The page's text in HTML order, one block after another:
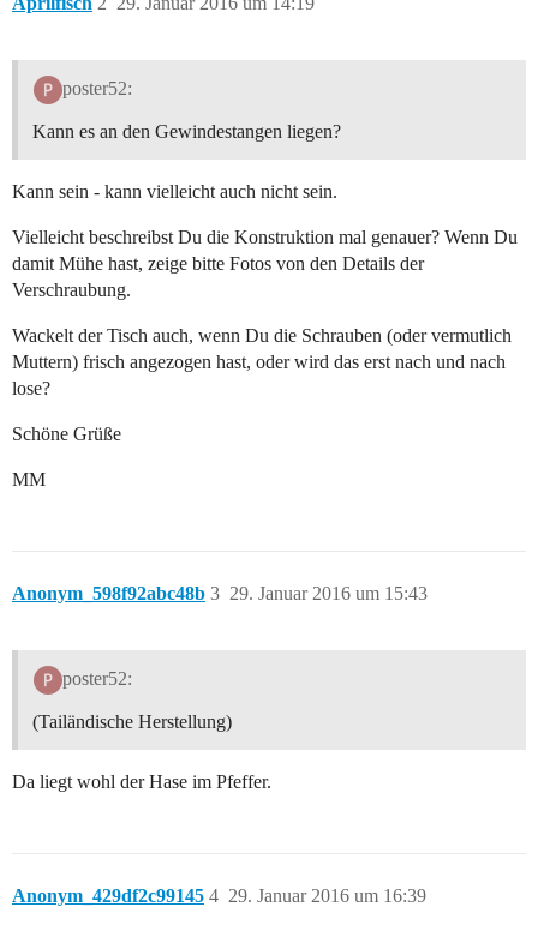
poster52:
Kann es an den Gewindestangen liegen?
Kann sein - kann vielleicht auch nicht sein.
Vielleicht beschreibst Du die Konstruktion mal genauer? Wenn Du
damit Mühe hast, zeige bitte Fotos von den Details der
Verschraubung.
Wackelt der Tisch auch, wenn Du die Schrauben (oder vermutlich
Muttern) frisch angezogen hast, oder wird das erst nach und nach
lose?
Schöne Grüße
MM
Anonym_598f92abc48b 29. Januar 2016 um 15:43
3
poster52:
(Tailändische Herstellung)
Da liegt wohl der Hase im Pfeffer.
Anonym_429df2c99145 29. Januar 2016 um 16:39
4